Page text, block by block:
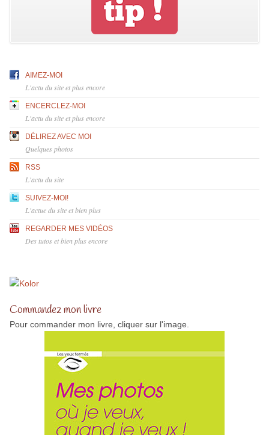
AIMEZ-MOI
L'actu du site et plus encore
ENCERCLEZ-MOI
L'actu du site et plus encore
DÉLIREZ AVEC MOI
Quelques photos
RSS
L'actu du site
SUIVEZ-MOI!
L'actue du site et bien plus
REGARDER MES VIDÉOS
Des tutos et bien plus encore
Commandez mon livre
Pour commander mon livre, cliquer sur l'image.